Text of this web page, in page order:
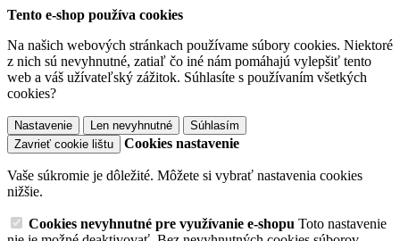
Tento e-shop používa cookies
Na našich webových stránkach používame súbory cookies. Niektoré
z nich sú nevyhnutné, zatiaľ čo iné nám pomáhajú vylepšiť tento
web a váš užívateľský zážitok. Súhlasíte s používaním všetkých
cookies?
Nastavenie Len nevyhnutné
Súhlasím
Zavrieť cookie lištu
Cookies nastavenie
Vaše súkromie je dôležité. Môžete si vybrať nastavenia cookies
nižšie.
Cookies nevyhnutné pre využívanie e-shopu Toto nastavenie